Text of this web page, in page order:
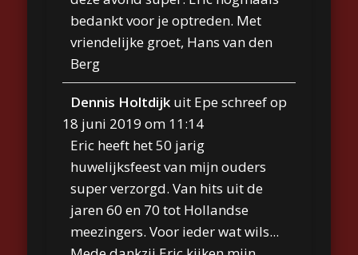
bedankt voor je optreden. Met
vriendelijke groet, Hans van den
Berg
Dennis Holtdijk uit Epeschreef op
18 juni 2019 om 11:14
Eric heeft het 50 jarig
huwelijksfeest van mijn ouders
super verzorgd. Van hits uit de
jaren 60 en 70 tot Hollandse
meezingers. Voor ieder wat wils...